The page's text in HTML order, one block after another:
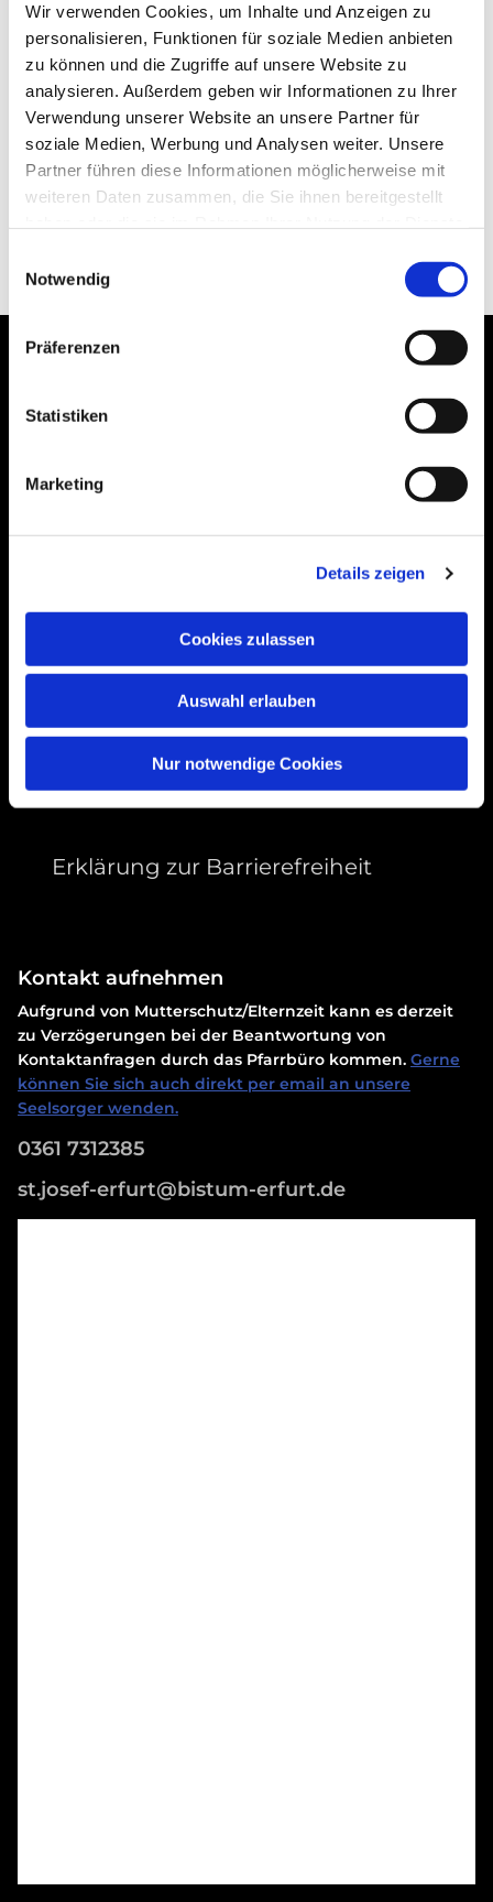
Wir verwenden Cookies, um Inhalte und Anzeigen zu
personalisieren, Funktionen für soziale Medien anbieten
zu können und die Zugriffe auf unsere Website zu
analysieren. Außerdem geben wir Informationen zu Ihrer
Verwendung unserer Website an unsere Partner für
soziale Medien, Werbung und Analysen weiter. Unsere
Partner führen diese Informationen möglicherweise mit
weiteren Daten zusammen, die Sie ihnen bereitgestellt
Notwendig
Präferenzen
Statistiken
Marketing
Details zeigen
Cookies zulassen
Auswahl erlauben
Nur notwendige Cookies
Bitte akzeptieren Sie Marketing-Cookies,
Accept cookies
Erklärung zur Barrierefreiheit
Kontakt aufnehmen
Aufgrund von Mutterschutz/Elternzeit kann es derzeit
zu Verzögerungen bei der Beantwortung von
Kontaktanfragen durch das Pfarrbüro kommen. Gerne
können Sie sich auch direkt per email an unsere
Seelsorger wenden.
0361 7312385
st.josef-erfurt@bistum-erfurt.de